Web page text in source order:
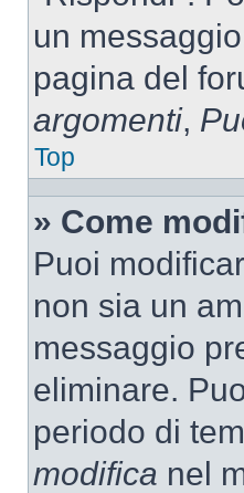
un
pagina del
argomenti,
Top
» Come
Puoi
non sia un
messaggio
eliminare.
periodo di
modifica nel